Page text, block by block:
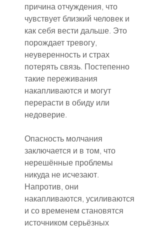
причина отчуждения, что
чувствует близкий человек и
как себя вести дальше. Это
порождает тревогу,
неуверенность и страх
потерять связь. Постепенно
такие переживания
накапливаются и могут
перерасти в обиду или
недоверие.
Опасность молчания
заключается и в том, что
нерешённые проблемы
никуда не исчезают.
Напротив, они
накапливаются, усиливаются
и со временем становятся
источником серьёзных